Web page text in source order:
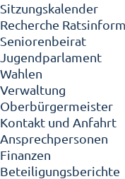
Sitzungskalender
Recherche
Seniorenbeirat
Jugendparlament
Wahlen
Verwaltung
Oberbürgermeister
Kontakt und Anfahrt
Ansprechpersonen
Finanzen
Beteiligungsberichte